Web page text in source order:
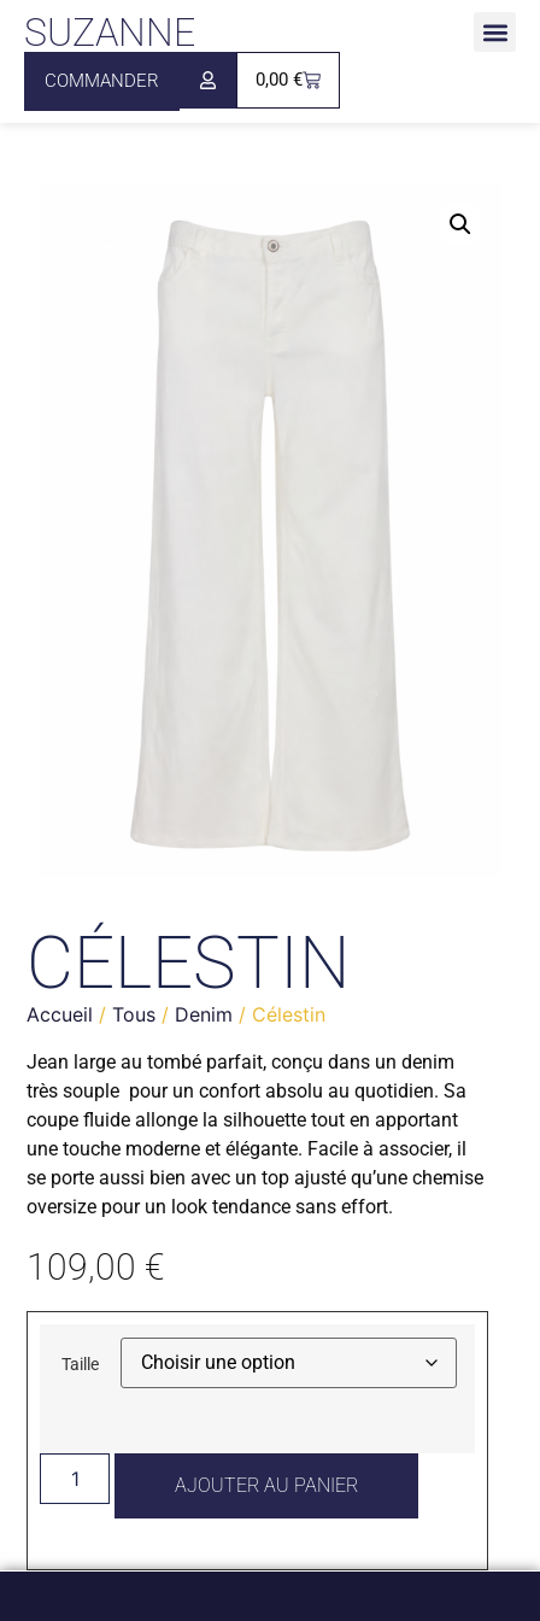
SUZANNE
COMMANDER 0,00 €
CÉLESTIN
Accueil /Tous / Denim / Célestin
Jean large au tombé parfait, conçu dans un denim
très souple pour un confort absolu au quotidien. Sa
coupe fluide allonge la silhouette tout en apportant
une touche moderne et élégante. Facile à associer, il
se porte aussi bien avec un top ajusté qu’une chemise
oversize pour un look tendance sans effort.
109,00 €
Taille
AJOUTER AU PANIER